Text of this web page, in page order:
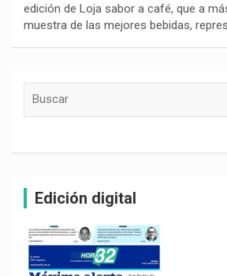
edición de Loja sabor a café, que a
muestra de las mejores bebidas,
Edición digital